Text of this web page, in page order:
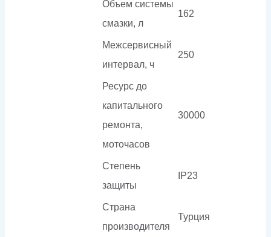
Объем системы
смазки, л
162
Межсервисный
интервал, ч
250
Ресурс до
капитального
ремонта,
моточасов
30000
Степень
защиты
IP23
Страна
производителя
Турция